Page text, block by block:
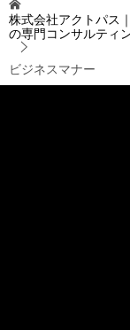
株式会社アクトパス
の専門コンサルティ
ビジネスマナー